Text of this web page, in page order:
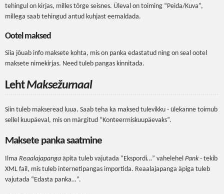
tehingul on kirjas, milles tõrge seisnes. Üleval on toiming “Peida/Kuva”,
millega saab tehingud antud kuhjast eemaldada.
Ootel maksed
Siia jõuab info maksete kohta, mis on panka edastatud ning on seal ootel
maksete nimekirjas. Need tuleb pangas kinnitada.
LehtMaksežurnaal
Siin tuleb makseread luua. Saab teha ka maksed tulevikku - ülekanne toimub
sellel kuupäeval, mis on märgitud “Konteermiskuupäevaks”.
Maksete panka saatmine
Ilma Reaalajapanga äpita tuleb vajutada “Ekspordi…” vahelehel Pank- tekib
XML fail, mis tuleb internetipangas importida. Reaalajapanga äpiga tuleb
vajutada “Edasta panka…”.